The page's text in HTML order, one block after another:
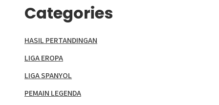
Categories
HASIL PERTANDINGAN
LIGA EROPA
LIGA SPANYOL
PEMAIN LEGENDA